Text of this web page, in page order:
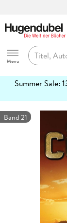
Hugendubel
Menu
Summer Sale:
erfahren
Band 21